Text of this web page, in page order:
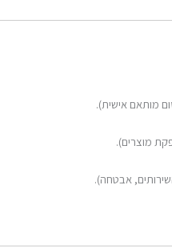
מותאם אישית).
מוצרים).
אבטחה).